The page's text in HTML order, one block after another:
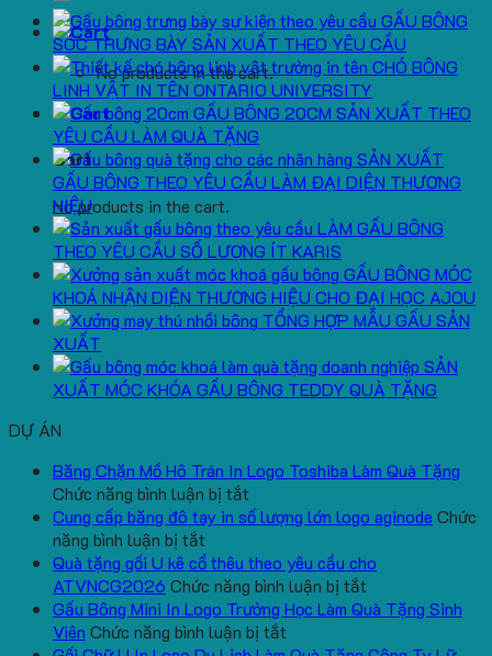
No products in the cart.
Cart
No products in the cart.
GẤU BÔNG
SÓC TRƯNG BÀY SẢN XUẤT THEO YÊU CẦU
CHÓ BÔNG
LINH VẬT IN TÊN ONTARIO UNIVERSITY
GẤU BÔNG 20CM SẢN XUẤT THEO
YÊU CẦU LÀM QUÀ TẶNG
SẢN XUẤT
GẤU BÔNG THEO YÊU CẦU LÀM ĐẠI DIỆN THƯƠNG
HIỆU
LÀM GẤU BÔNG
THEO YÊU CẦU SỐ LƯỢNG ÍT KARIS
GẤU BÔNG MÓC
KHOÁ NHẬN DIỆN THƯƠNG HIỆU CHO ĐẠI HỌC AJOU
TỔNG HỢP MẪU GẤU SẢN
XUẤT
SẢN
XUẤT MÓC KHÓA GẤU BÔNG TEDDY QUÀ TẶNG
DỰ ÁN
Băng Chặn Mồ Hô Trán In Logo Toshiba Làm Quà Tặng
Chức năng bình luận bị tắt
Băng
Mồ
Hô
Trán
In
Cung cấp băng đô tay in số lượng lớn logo aginode Chức
năng bình luận bị tắt
Cung
cấp
băng
đô
Quà tặng gối U kê cổ thêu theo yêu cầu cho
ATVNCG2026 Chức năng bình luận bị tắt
Quà
Gấu Bông Mini In Logo Trường Học Làm Quà Tặng Sinh
Viên Chức năng bình luận bị tắt